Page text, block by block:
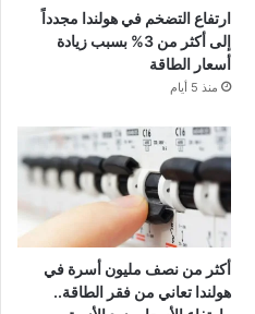
ارتفاع التضخم في هولندا مجدداً
إلى أكثر من 3% بسبب زيادة
أسعار الطاقة
منذ 5 أيام
أكثر من نصف مليون أسرة في
هولندا تعاني من فقر الطاقة..